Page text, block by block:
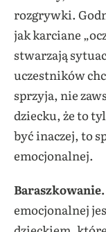
rozgrywki.
jak karciane
stwarzają
uczestników
sprzyja, nie
dziecku, że to
być inaczej, to
emocjonalnej.
Baraszkowanie.
emocjonalnej